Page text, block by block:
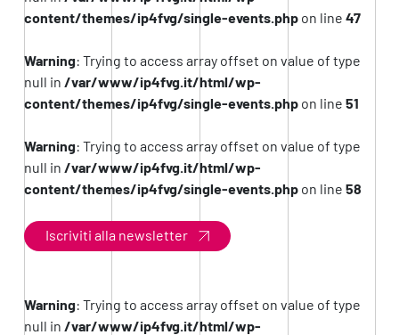
content/themes/ip4fvg/single-events.phpon line 47
Warning: Trying to access array offset on value of type
null in /var/www/ip4fvg.it/html/wp-
content/themes/ip4fvg/single-events.phpon line 51
Warning: Trying to access array offset on value of type
null in /var/www/ip4fvg.it/html/wp-
content/themes/ip4fvg/single-events.phpon line 58
Iscriviti alla newsletter
Warning: Trying to access array offset on value of type
null in /var/www/ip4fvg.it/html/wp-